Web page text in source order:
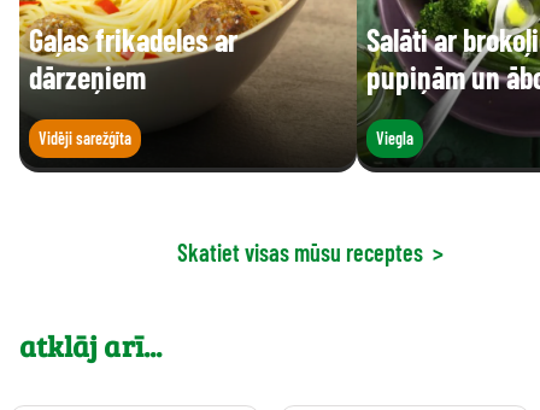
Gaļas frikadeles ar
dārzeņiem
Vidēji sarežģīta
Salāti ar
pupiņām un
Viegla
Skatiet visas mūsu receptes >
atklāj arī...